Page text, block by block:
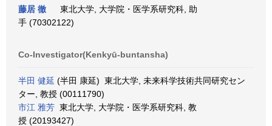
藤居 徹
東北大学, 大学院・医学系研究科, 助
手 (70302122)
Co-Investigator(Kenkyū-buntansha)
半田 健延 (半田 康延) 東北大学, 未来科学技術共同研究セン
ター, 教授 (00111790)
市江 雅芳 東北大学, 大学院・医学系研究科, 教
授 (20193427)